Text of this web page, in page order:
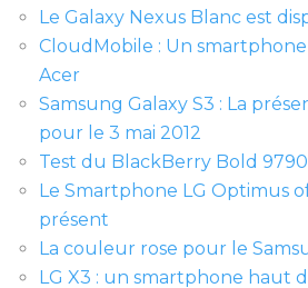
Le Galaxy Nexus Blanc est
CloudMobile : Un
Acer
Samsung Galaxy S3 : La
pour le 3 mai 2012
Test du BlackBerry Bold 9790
Le Smartphone LG Optimus
présent
La couleur rose pour le
LG X3 : un smartphone haut